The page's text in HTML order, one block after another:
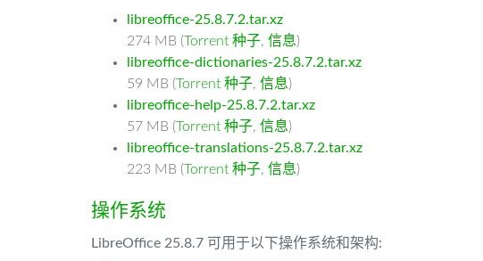
libreoffice-25.8.7.2.tar.xz
274 MB (Torrent 种子, 信息)
libreoffice-dictionaries-25.8.7.2.tar.xz
59 MB (Torrent 种子, 信息)
libreoffice-help-25.8.7.2.tar.xz
57 MB (Torrent 种子, 信息)
libreoffice-translations-25.8.7.2.tar.xz
223 MB (Torrent 种子, 信息)
操作系统
LibreOffice 25.8.7 可用于以下操作系统和架构: